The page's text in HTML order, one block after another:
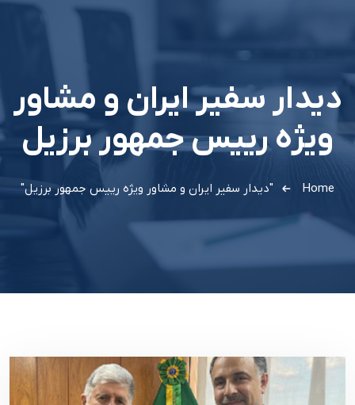
دیدار سفیر ایران و مشاور
ویژه رییس جمهور برزیل
Home "دیدار سفیر ایران و مشاور ویژه رییس جمهور برزیل"